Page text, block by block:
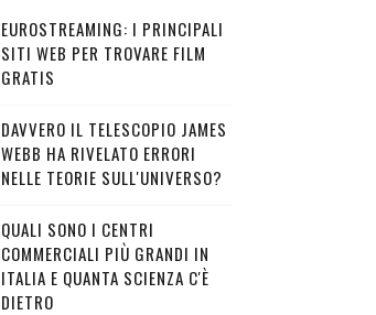
EUROSTREAMING: I PRINCIPALI
SITI WEB PER TROVARE FILM
GRATIS
DAVVERO IL TELESCOPIO JAMES
WEBB HA RIVELATO ERRORI
NELLE TEORIE SULL'UNIVERSO?
QUALI SONO I CENTRI
COMMERCIALI PIÙ GRANDI IN
ITALIA E QUANTA SCIENZA C'È
DIETRO